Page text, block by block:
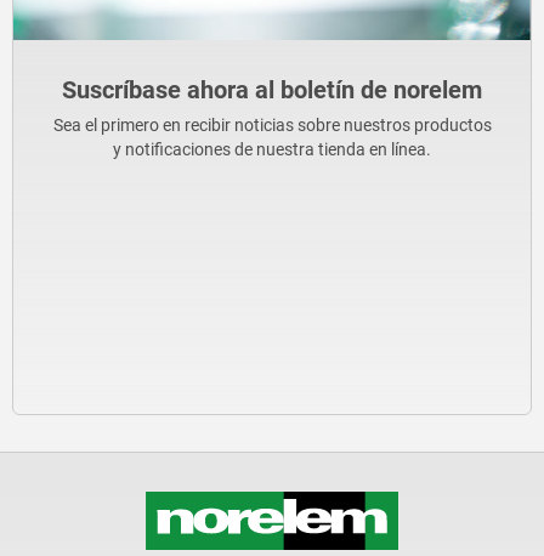
Suscríbase ahora al boletín de norelem
Sea el primero en recibir noticias sobre nuestros productos
y notificaciones de nuestra tienda en línea.